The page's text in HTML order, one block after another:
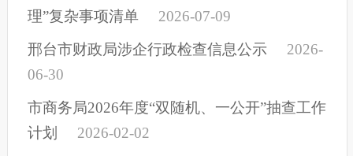
理”复杂事项清单
2026-07-09
邢台市财政局涉企行政检查信息公示
2026-
06-30
市商务局2026年度“双随机、一公开”抽查工作
计划
2026-02-02